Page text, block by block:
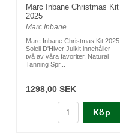
Marc Inbane Christmas Kit
2025
Marc Inbane
Marc Inbane Christmas Kit 2025
Soleil D'Hiver Julkit innehåller
två av våra favoriter, Natural
Tanning Spr...
1298,00 SEK
Köp